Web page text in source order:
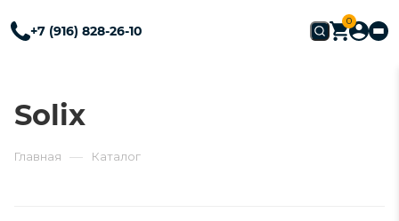
+7 (916) 828-26-10
0
Solix
Главная — Каталог